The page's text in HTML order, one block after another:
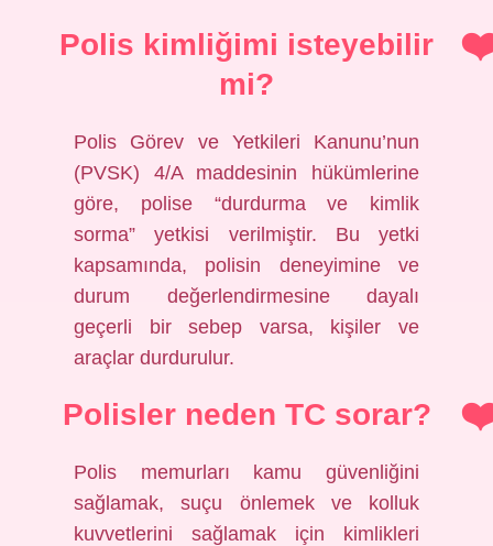
Polis kimliğimi isteyebilir
mi?
Polis Görev ve Yetkileri Kanunu’nun
(PVSK) 4/A maddesinin hükümlerine
göre, polise “durdurma ve kimlik
sorma” yetkisi verilmiştir. Bu yetki
kapsamında, polisin deneyimine ve
durum değerlendirmesine dayalı
geçerli bir sebep varsa, kişiler ve
araçlar durdurulur.
Polisler neden TC sorar?
Polis memurları kamu güvenliğini
sağlamak, suçu önlemek ve kolluk
kuvvetlerini sağlamak için kimlikleri